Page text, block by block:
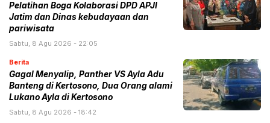
Pelatihan Boga Kolaborasi DPD APJI
Jatim dan Dinas kebudayaan dan
pariwisata
Sabtu, 8 Agu 2026 - 22:05
Berita
Gagal Menyalip, Panther VS Ayla Adu
Banteng di Kertosono, Dua Orang alami
Lukano Ayla di Kertosono
Sabtu, 8 Agu 2026 - 18:42